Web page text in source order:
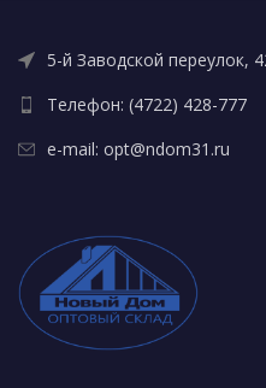
5-й Заводской переулок,
Телефон: (4722) 428-777
e-mail: opt@ndom31.ru